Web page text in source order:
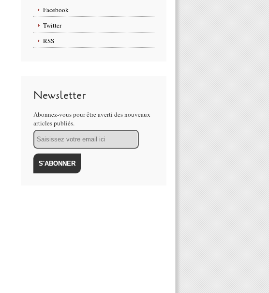
Facebook
Twitter
RSS
Newsletter
Abonnez-vous pour être averti des nouveaux
articles publiés.
Email